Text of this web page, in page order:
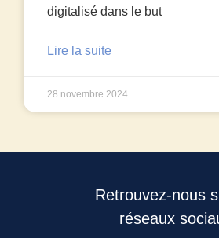
digitalisé dans le but
Lire la suite
28 novembre 2024
Retrouvez-nous
réseaux